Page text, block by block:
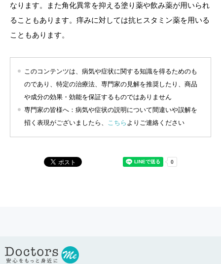
なります。また角化異常を抑える塗り薬や飲み薬が用いられ
ることもあります。痒みに対しては抗ヒスタミン薬を用いる
こともあります。
このコンテンツは、病気や症状に関する知識を得るためのも
のであり、特定の治療法、専門家の見解を推奨したり、商品
や成分の効果・効能を保証するものではありません
専門家の皆様へ：病気や症状の説明について間違いや誤解を
招く表現がございましたら、
こちら よりご連絡ください